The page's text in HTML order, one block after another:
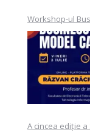
Workshop-ul
A cincea ediție